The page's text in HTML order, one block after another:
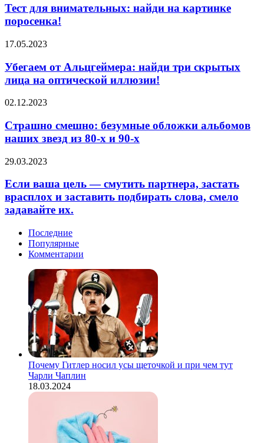
внимательных:
найди
на
поросенка!
Тест для внимательных: найди на картинке
поросенка!
Убегаем
Альцгеймера:
найди
три
лица
оптической
иллюзии!
17.05.2023
Убегаем от Альцгеймера: найди три скрытых
лица на оптической иллюзии!
Страшно
безумные
обложки
альбомов
звезд
80-
х
и
90-
02.12.2023
Страшно смешно: безумные обложки альбомов
наших звезд из 80-х и 90-х
Если
цель
смутить
партнера,
врасплох
заставить
подбирать
слова,
задавайте
29.03.2023
Если ваша цель — смутить партнера, застать
врасплох и заставить подбирать слова, смело
задавайте их.
Последние
Популярные
Комментарии
Почему Гитлер носил усы щеточкой и при чем тут
Чарли Чаплин
18.03.2024